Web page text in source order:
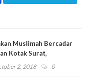
Muslimah Bercadar
Kotak Surat,
Bola Salju
2, 2018 0